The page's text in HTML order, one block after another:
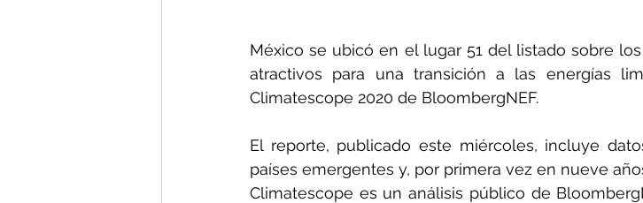
México se ubicó en el lugar 51 del listado sobre
atractivos para una transición a las energías
Climatescope 2020 de BloombergNEF.
El reporte, publicado este miércoles, incluye
países emergentes y, por primera vez en nueve
Climatescope es un análisis público de